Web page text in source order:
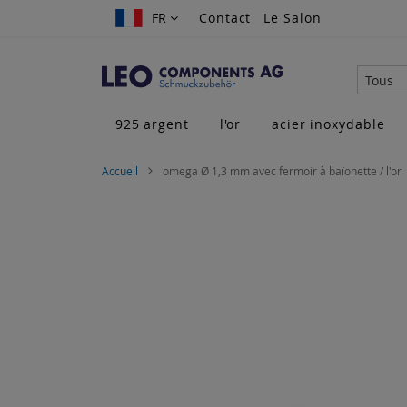
FR
FR Contact Le Salon
Tous
925 argent
l'or acier inoxydable
Accueil omega Ø 1,3 mm avec fermoir à baïonette / l'or